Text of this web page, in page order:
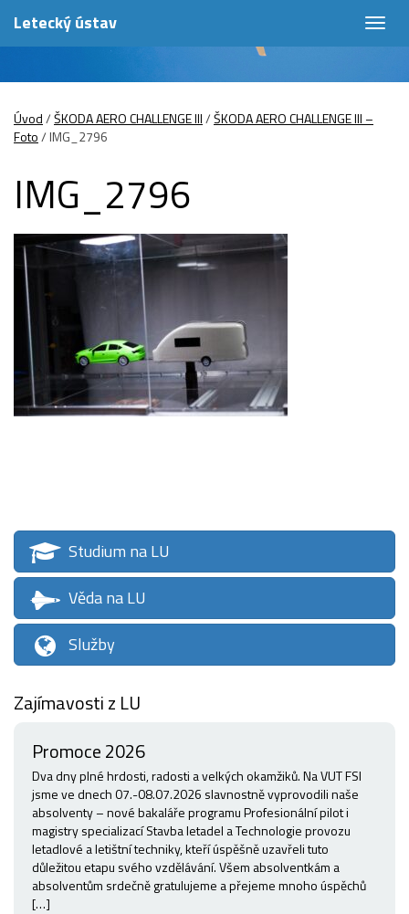
Letecký ústav
Úvod/ŠKODA AERO CHALLENGE III/ŠKODA AERO CHALLENGE III –
Foto/IMG_2796
IMG_2796
Studium na LU
Věda na LU
Služby
Zajímavosti z LU
Promoce 2026
Dva dny plné hrdosti, radosti a velkých okamžiků. Na VUT FSI
jsme ve dnech 07.-08.07.2026 slavnostně vyprovodili naše
absolventy – nové bakaláře programu Profesionální pilot i
magistry specializací Stavba letadel a Technologie provozu
letadlové a letištní techniky, kteří úspěšně uzavřeli tuto
důležitou etapu svého vzdělávání. Všem absolventkám a
absolventům srdečně gratulujeme a přejeme mnoho úspěchů
[…]